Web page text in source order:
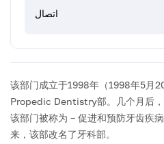
اتصال
该部门成立于1998年（1998年5月
Propedic Dentistry部。几个月后，
该部门被称为 – 促进和预防牙齿疾
来，该部改名了牙科部。